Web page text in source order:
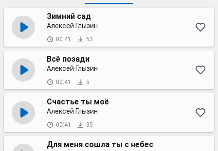
Зимний сад
Алексей Глызин
00:41 53
Всё позади
Алексей Глызин
00:41 5
Счастье ты моё
Алексей Глызин
00:41 35
Для меня сошла ты с небес